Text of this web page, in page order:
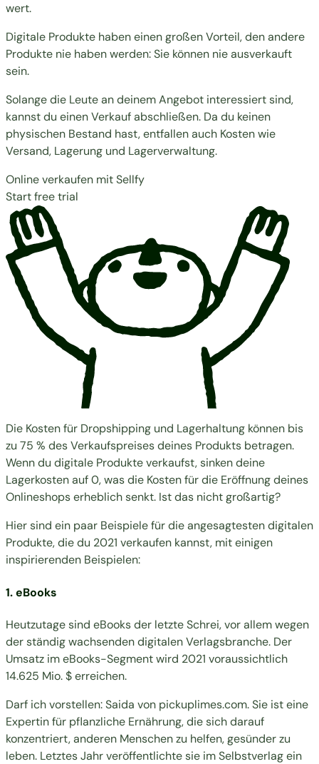
wert.
Digitale Produkte haben einen großen Vorteil, den andere
Produkte nie haben werden: Sie können nie ausverkauft
sein.
Solange die Leute an deinem Angebot interessiert sind,
kannst du einen Verkauf abschließen. Da du keinen
physischen Bestand hast, entfallen auch Kosten wie
Versand, Lagerung und Lagerverwaltung.
Online verkaufen mit Sellfy
Start free trial
Die Kosten für Dropshipping und Lagerhaltung können bis
zu 75 % des Verkaufspreises deines Produkts betragen.
Wenn du digitale Produkte verkaufst, sinken deine
Lagerkosten auf 0, was die Kosten für die Eröffnung deines
Onlineshops erheblich senkt. Ist das nicht großartig?
Hier sind ein paar Beispiele für die angesagtesten digitalen
Produkte, die du 2021 verkaufen kannst, mit einigen
inspirierenden Beispielen:
1. eBooks
Heutzutage sind eBooks der letzte Schrei, vor allem wegen
der ständig wachsenden digitalen Verlagsbranche. Der
Umsatz im eBooks-Segment wird 2021 voraussichtlich
14.625 Mio. $erreichen.
Darf ich vorstellen: Saida von pickuplimes.com. Sie ist eine
Expertin für pflanzliche Ernährung, die sich darauf
konzentriert, anderen Menschen zu helfen, gesünder zu
leben. Letztes Jahr veröffentlichte sie im Selbstverlag ein